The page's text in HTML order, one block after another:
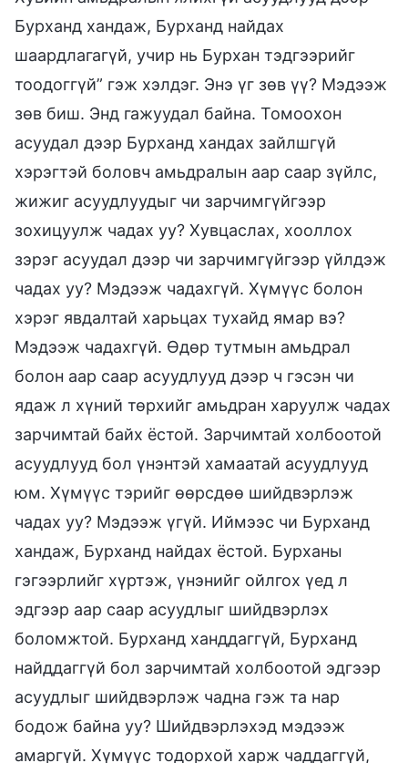
Бурханд хандаж, Бурханд найдах
шаардлагагүй, учир нь Бурхан тэдгээрийг
тоодоггүй” гэж хэлдэг. Энэ үг зөв үү? Мэдээж
зөв биш. Энд гажуудал байна. Томоохон
асуудал дээр Бурханд хандах зайлшгүй
хэрэгтэй боловч амьдралын аар саар зүйлс,
жижиг асуудлуудыг чи зарчимгүйгээр
зохицуулж чадах уу? Хувцаслах, хооллох
зэрэг асуудал дээр чи зарчимгүйгээр үйлдэж
чадах уу? Мэдээж чадахгүй. Хүмүүс болон
хэрэг явдалтай харьцах тухайд ямар вэ?
Мэдээж чадахгүй. Өдөр тутмын амьдрал
болон аар саар асуудлууд дээр ч гэсэн чи
ядаж л хүний төрхийг амьдран харуулж чадах
зарчимтай байх ёстой. Зарчимтай холбоотой
асуудлууд бол үнэнтэй хамаатай асуудлууд
юм. Хүмүүс тэрийг өөрсдөө шийдвэрлэж
чадах уу? Мэдээж үгүй. Иймээс чи Бурханд
хандаж, Бурханд найдах ёстой. Бурханы
гэгээрлийг хүртэж, үнэнийг ойлгох үед л
эдгээр аар саар асуудлыг шийдвэрлэх
боломжтой. Бурханд ханддаггүй, Бурханд
найддаггүй бол зарчимтай холбоотой эдгээр
асуудлыг шийдвэрлэж чадна гэж та нар
бодож байна уу? Шийдвэрлэхэд мэдээж
амаргүй. Хүмүүс тодорхой харж чаддаггүй,